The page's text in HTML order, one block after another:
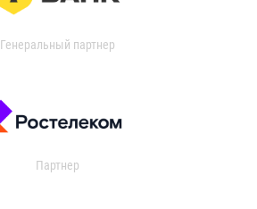
Генеральный партнер
Партнер